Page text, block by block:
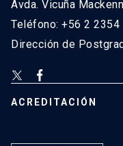
Avda. Vicuña
Teléfono: +56 2 2354
Dirección de
ACREDITACIÓN